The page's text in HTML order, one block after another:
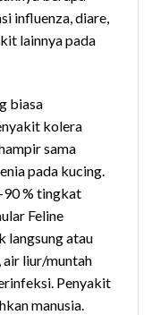
influenza, diare,
lainnya pada
biasa
kolera
sama
pada kucing.
90 % tingkat
Feline
langsung atau
air liur/muntah
Penyakit
manusia.